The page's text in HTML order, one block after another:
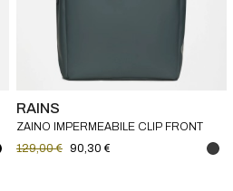
RAINS
ZAINO IMPERMEABILE CLIP FRONT
RAINS
129,00 € 90,30 €